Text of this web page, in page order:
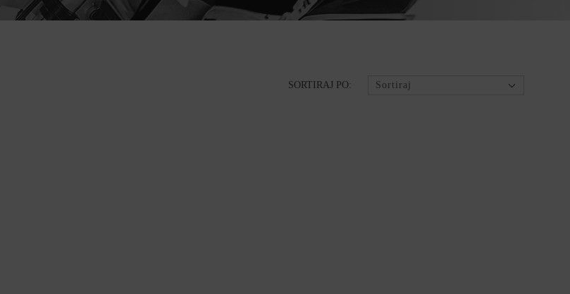
SORTIRAJ PO: Sortiraj